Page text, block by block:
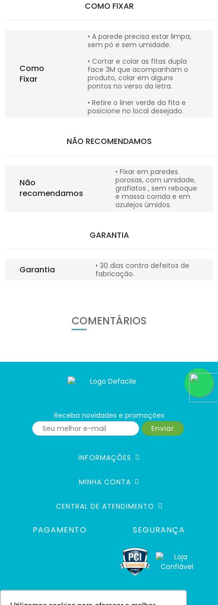
COMO FIXAR
Como
Fixar
• A parede precisa estar limpa,
sem pó e sem umidade.
• Cortar e colar as fitas dupla
face 3M que acompanham o
produto, colar em alguns
pontos no verso da letra.
• Retire o liner verde da fita e
posicione no local desejado.
NÃO RECOMENDAMOS
Não
recomendamos
• Fixar em paredes
porosas, com umidade,
grafiatos , sem reboque
e massa corrida e em
azulejos úmidos.
GARANTIA
Garantia
• 30 dias contra defeitos de
fabricação.
COMENTÁRIOS
Receba novidades e promoções
Enviar
INFORMAÇÕES
MINHA CONTA
CENTRAL DE ATENDIMENTO
PAGAMENTO SEGURANÇA